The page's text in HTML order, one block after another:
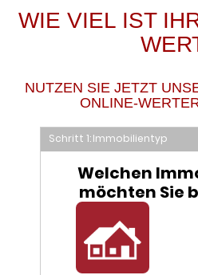
WIE VIEL IST
NUTZEN SIE JETZT
ONLINE-